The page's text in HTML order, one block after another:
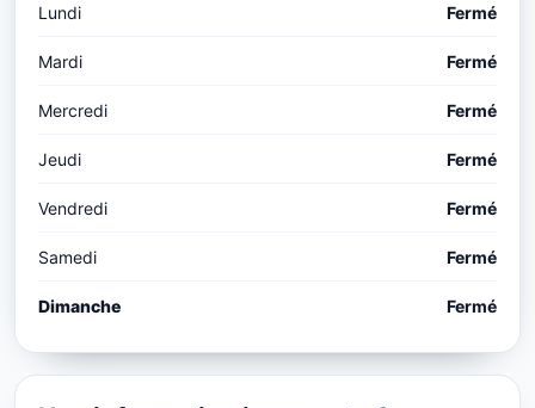
Lundi Fermé
Mardi Fermé
Mercredi Fermé
Jeudi Fermé
Vendredi Fermé
Samedi Fermé
Dimanche Fermé